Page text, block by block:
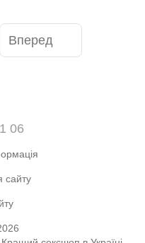
Вперед
06
сайту